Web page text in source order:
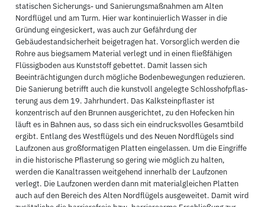
statischen Sicherungs- und Sanierungsmaßnahmen am Alten
Nordflügel und am Turm. Hier war kontinuierlich Wasser in die
Gründung eingesickert, was auch zur Gefährdung der
Gebäudestandsicherheit beigetragen hat. Vorsorglich werden die
Rohre aus biegsamem Material verlegt und in einen fließfähigen
Flüssigboden aus Kunststoff gebettet. Damit lassen sich
Beeinträchtigungen durch mögliche Bodenbewegungen reduzieren.
Die Sanierung betrifft auch die kunstvoll angelegte Schlosshofpflas-
terung aus dem 19. Jahrhundert. Das Kalksteinpflaster ist
konzentrisch auf den Brunnen ausgerichtet, zu den Hofecken hin
läuft es in Bahnen aus, so dass sich ein eindrucksvolles Gesamtbild
ergibt. Entlang des Westflügels und des Neuen Nordflügels sind
Laufzonen aus großformatigen Platten eingelassen. Um die Eingriffe
in die historische Pflasterung so gering wie möglich zu halten,
werden die Kanaltrassen weitgehend innerhalb der Laufzonen
verlegt. Die Laufzonen werden dann mit materialgleichen Platten
auch auf den Bereich des Alten Nordflügels ausgeweitet. Damit wird